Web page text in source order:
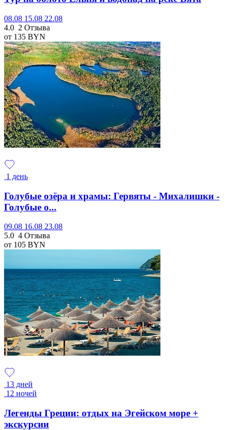
08.08 15.08 22.08
4.0 2 Отзыва
от 135 BYN
1 день
Голубые озёра и храмы: Гервяты - Михалишки -
Голубые о...
09.08 16.08 23.08
5.0 4 Отзыва
от 105 BYN
13 дней
12 ночей
Легенды Греции: отдых на Эгейском море +
экскурсии